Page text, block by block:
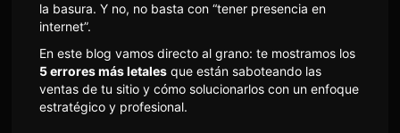
la basura. Y no, no basta con “tener presencia en
internet”.
En este blog vamos directo al grano: te mostramos los
5 errores más letalesque están saboteando las
ventas de tu sitio y cómo solucionarlos con un enfoque
estratégico y profesional.